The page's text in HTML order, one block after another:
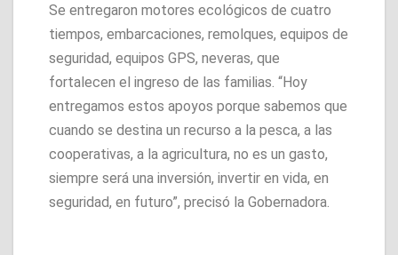
Se entregaron motores ecológicos de cuatro
tiempos, embarcaciones, remolques, equipos de
seguridad, equipos GPS, neveras, que
fortalecen el ingreso de las familias. “Hoy
entregamos estos apoyos porque sabemos que
cuando se destina un recurso a la pesca, a las
cooperativas, a la agricultura, no es un gasto,
siempre será una inversión, invertir en vida, en
seguridad, en futuro”, precisó la Gobernadora.